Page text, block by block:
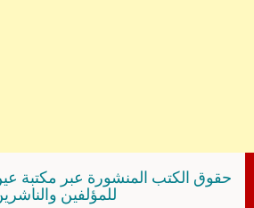
حقوق الكتب المنشورة عبر مكتبة
للمؤلفين